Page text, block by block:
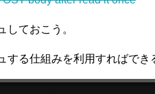
しておこう。
る仕組みを利用すればでき